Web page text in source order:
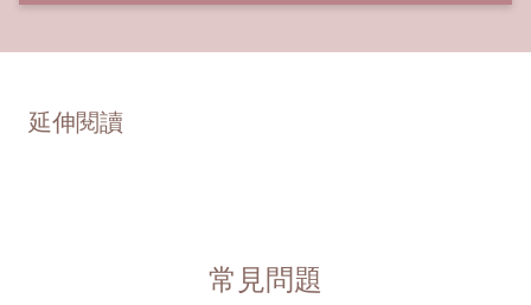
延伸閱讀
常見問題